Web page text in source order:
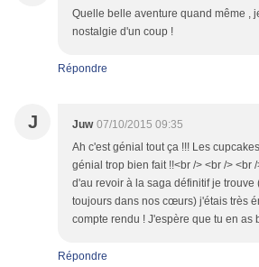
Quelle belle aventure quand même ,
nostalgie d'un coup !
Répondre
J Juw 07/10/2015 09:35
Ah c'est génial tout ça !!! Les
génial trop bien fait !!<br /> <br /> <br
d'au revoir à la saga définitif je trouve
toujours dans nos cœurs) j'étais très
compte rendu ! J'espère que tu en as
Répondre